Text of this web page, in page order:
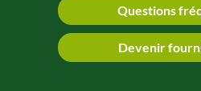
Questions
Devenir